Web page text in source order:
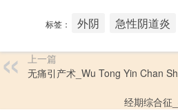
标签： 外阴 急性阴道炎
上一篇
无痛引产术_Wu Tong Yin Chan
经期综合征